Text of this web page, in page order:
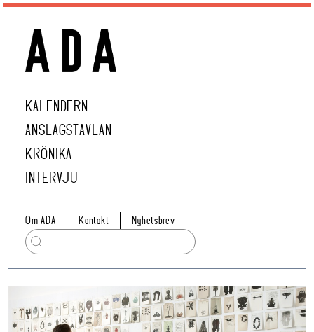
KALENDERN
ANSLAGSTAVLAN
KRÖNIKA
INTERVJU
Om ADA Kontakt Nyhetsbrev